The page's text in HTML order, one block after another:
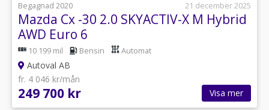
Begagnad 2020
21 december 2025
Mazda Cx -30 2.0 SKYACTIV-X M Hybrid
AWD Euro 6
10 199 mil Bensin Automat
Autoval AB
fr. 4 046 kr/mån
249 700 kr Visa mer